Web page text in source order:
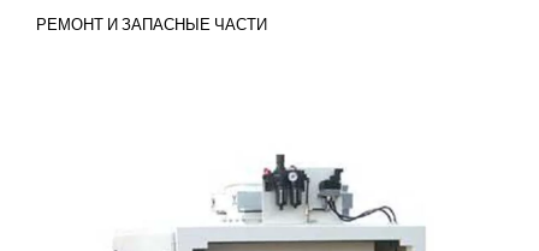
РЕМОНТ И ЗАПАСНЫЕ ЧАСТИ